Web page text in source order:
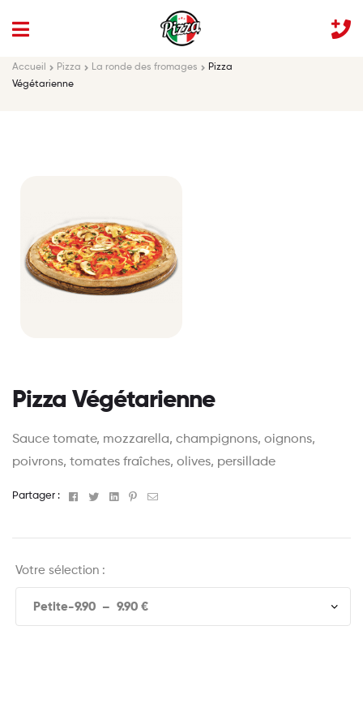
Accueil Pizza La ronde des fromages
Pizza
Végétarienne
Pizza Végétarienne
Sauce tomate, mozzarella, champignons, oignons,
poivrons, tomates fraîches, olives, persillade
Partager : Facebook
TwitterLinkedinPinterest
Email
Votre sélection :